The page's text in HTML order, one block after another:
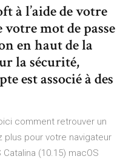
à l’aide de votre
mot de passe
en haut de la
la sécurité,
est associé à des
comment retrouver un
plus pour votre navigateur
(10.15) macOS